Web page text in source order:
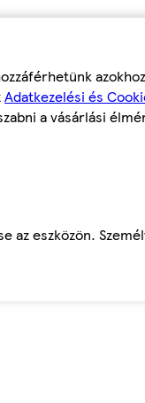
Adatkezelési és
a vásárlási
az eszközön.